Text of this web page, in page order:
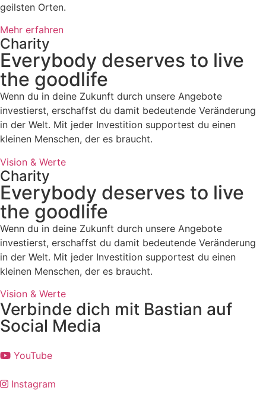
geilsten Orten.
Mehr erfahren
Charity
Everybody deserves to live
the goodlife
Wenn du in deine Zukunft durch unsere Angebote
investierst, erschaffst du damit bedeutende Veränderung
in der Welt. Mit jeder Investition supportest du einen
kleinen Menschen, der es braucht.
Vision & Werte
Charity
Everybody deserves to live
the goodlife
Wenn du in deine Zukunft durch unsere Angebote
investierst, erschaffst du damit bedeutende Veränderung
in der Welt. Mit jeder Investition supportest du einen
kleinen Menschen, der es braucht.
Vision & Werte
Verbinde dich mit Bastian auf
Social Media
YouTube
Instagram